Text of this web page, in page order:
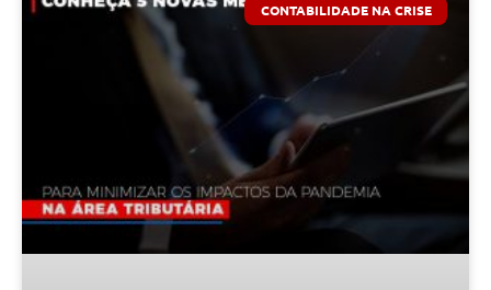
CONTABILIDADE NA CRISE